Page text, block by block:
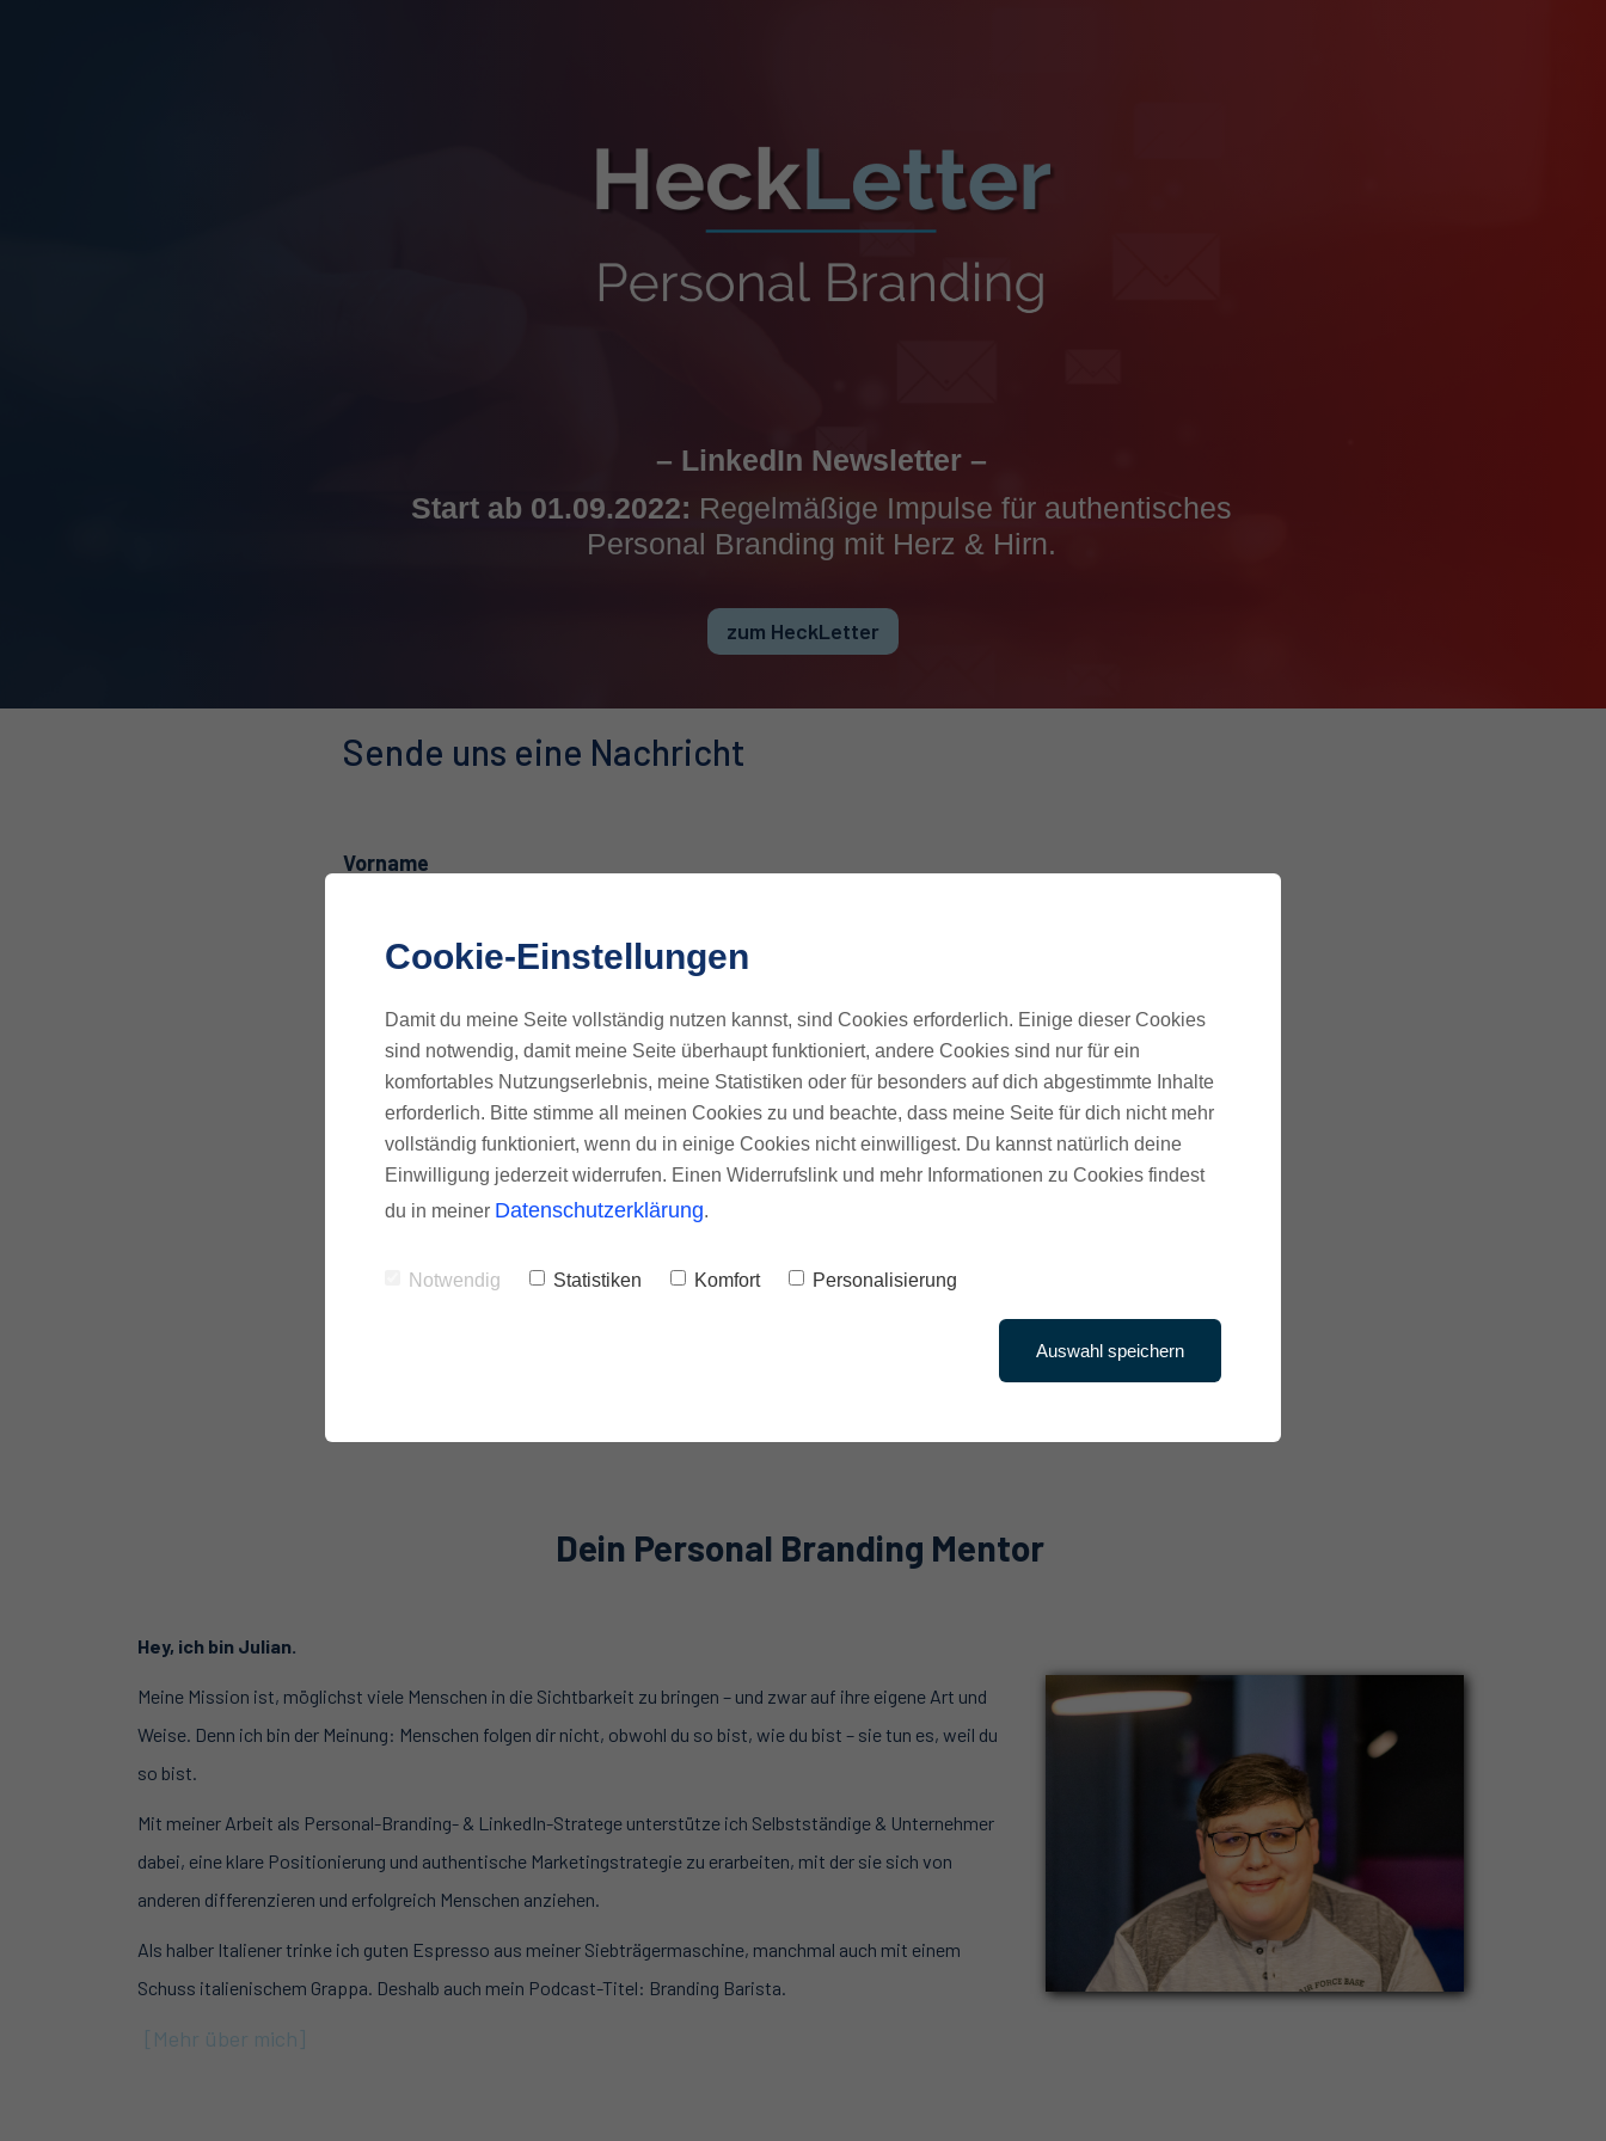
– LinkedIn Newsletter –
Start ab 01.09.2022: Regelmäßige Impulse für authentisches
Personal Branding mit Herz & Hirn.
zum HeckLetter
Sende uns eine Nachricht
Vorname
E-Mail-Adresse
Text
Dein Personal Branding Mentor
Hey, ich bin Julian.
Meine Mission ist, möglichst viele Menschen in die Sichtbarkeit zu bringen – und zwar auf ihre eigene Art und
Weise. Denn ich bin der Meinung: Menschen folgen dir nicht, obwohl du so bist, wie du bist – sie tun es, weil du
so bist.
Mit meiner Arbeit als Personal-Branding- & LinkedIn-Stratege unterstütze ich Selbstständige & Unternehmer
dabei, eine klare Positionierung und authentische Marketingstrategie zu erarbeiten, mit der sie sich von
anderen differenzieren und erfolgreich Menschen anziehen.
Als halber Italiener trinke ich guten Espresso aus meiner Siebträgermaschine, manchmal auch mit einem
Schuss italienischem Grappa. Deshalb auch mein Podcast-Titel: Branding Barista.
[ Mehr über mich]
Cookie-Einstellungen
Damit du meine Seite vollständig nutzen kannst, sind Cookies erforderlich. Einige dieser Cookies
sind notwendig, damit meine Seite überhaupt funktioniert, andere Cookies sind nur für ein
komfortables Nutzungserlebnis, meine Statistiken oder für besonders auf dich abgestimmte Inhalte
erforderlich. Bitte stimme all meinen Cookies zu und beachte, dass meine Seite für dich nicht mehr
vollständig funktioniert, wenn du in einige Cookies nicht einwilligest. Du kannst natürlich deine
Einwilligung jederzeit widerrufen. Einen Widerrufslink und mehr Informationen zu Cookies findest
du in meiner Datenschutzerklärung.
Notwendig Statistiken Komfort Personalisierung
Auswahl speichern